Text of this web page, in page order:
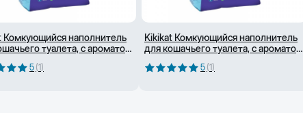
Комкующийся наполнитель
туалета, с ароматом
5 (1 )
Kikikat Комкующийся наполнитель
для кошачьего туалета, с ароматом
5 (1 )